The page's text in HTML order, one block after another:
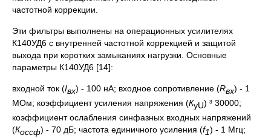
частотной коррекции.
Эти фильтры выполнены на операционных усилителях
К140УД6 с внутренней частотной коррекцией и защитой
выхода при коротких замыканиях нагрузки. Основные
параметры К140УД6 [14]:
входной ток (Iвх) - 100 нА; входное сопротивление (Rвх) - 1
МОм; коэффициент усиления напряжения (КуU) ³ 30000;
коэффициент ослабления синфазных входных напряжений
(Коссф) - 70 дБ; частота единичного усиления (f1) - 1 Мгц;